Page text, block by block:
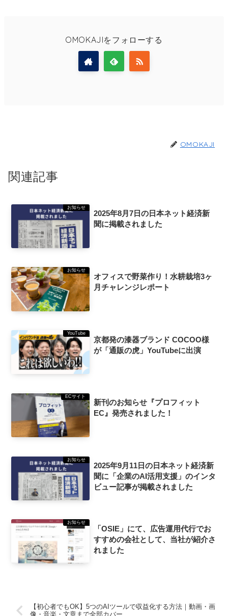
OMOKAJIをフォローする
OMOKAJI
関連記事
お知らせ
2025年8月7日の日本ネット経済新
聞に掲載されました
お知らせ
オフィスで野菜作り！水耕栽培3ヶ
月チャレンジレポート
YouTube
京都発の漆器ブランド COCOO様
が「通販の虎」YouTubeに出演
ECサイト
新刊のお知らせ『プロフィット
EC』発売されました！
お知らせ
2025年9月11日の日本ネット経済新
聞に「企業のAI活用支援」のインタ
ビュー記事が掲載されました
お知らせ
「OSIE」にて、広告運用代行でお
すすめの会社として、当社が紹介さ
れました
【初心者でもOK】5つのAIツールで収益化する方法｜動画・画
像・音楽・文章まで全部カバー